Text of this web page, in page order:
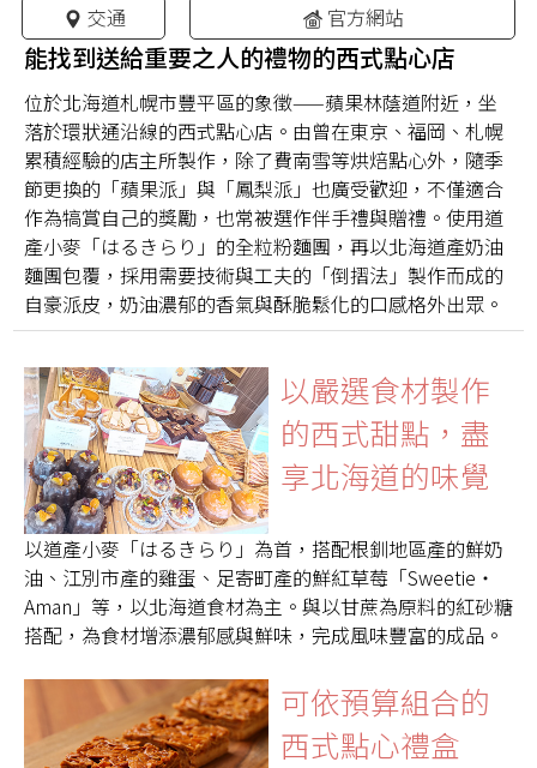
交通 官方網站
能找到送給重要之人的禮物的西式點心店
位於北海道札幌市豐平區的象徵——蘋果林蔭道附近，坐
落於環狀通沿線的西式點心店。由曾在東京、福岡、札幌
累積經驗的店主所製作，除了費南雪等烘焙點心外，隨季
節更換的「蘋果派」與「鳳梨派」也廣受歡迎，不僅適合
作為犒賞自己的獎勵，也常被選作伴手禮與贈禮。使用道
產小麥「はるきらり」的全粒粉麵團，再以北海道產奶油
麵團包覆，採用需要技術與工夫的「倒摺法」製作而成的
自豪派皮，奶油濃郁的香氣與酥脆鬆化的口感格外出眾。
以嚴選食材製作
的西式甜點，盡
享北海道的味覺
以道產小麥「はるきらり」為首，搭配根釧地區產的鮮奶
油、江別市產的雞蛋、足寄町產的鮮紅草莓「Sweetie・
Aman」等，以北海道食材為主。與以甘蔗為原料的紅砂糖
搭配，為食材增添濃郁感與鮮味，完成風味豐富的成品。
可依預算組合的
西式點心禮盒